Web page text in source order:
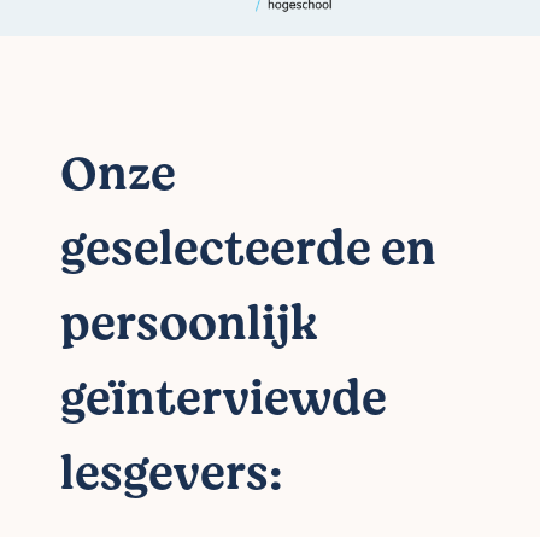
Onze
geselecteerde en
persoonlijk
geïnterviewde
lesgevers: